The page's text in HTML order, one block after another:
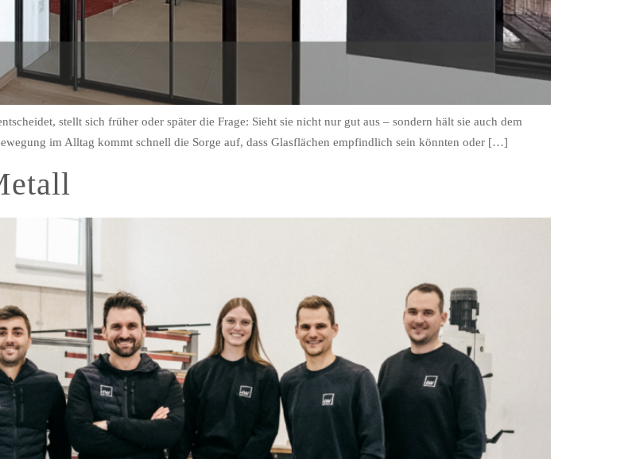
stellt sich früher oder später die Frage: Sieht sie nicht nur gut aus – sondern hält sie auch dem
im Alltag kommt schnell die Sorge auf, dass Glasflächen empfindlich sein könnten oder […]